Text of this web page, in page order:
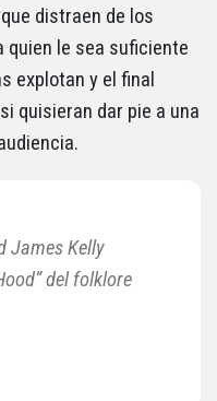
distraen de los
quien le sea suficiente
explotan y el final
quisieran dar pie a una
James Kelly
del folklore